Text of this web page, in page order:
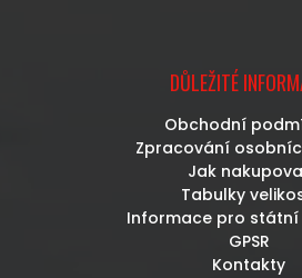
DŮLEŽITÉ
Obchodní
Zpracování
Jak
Tabulky
Informace pro státní
GPSR
Kontakty